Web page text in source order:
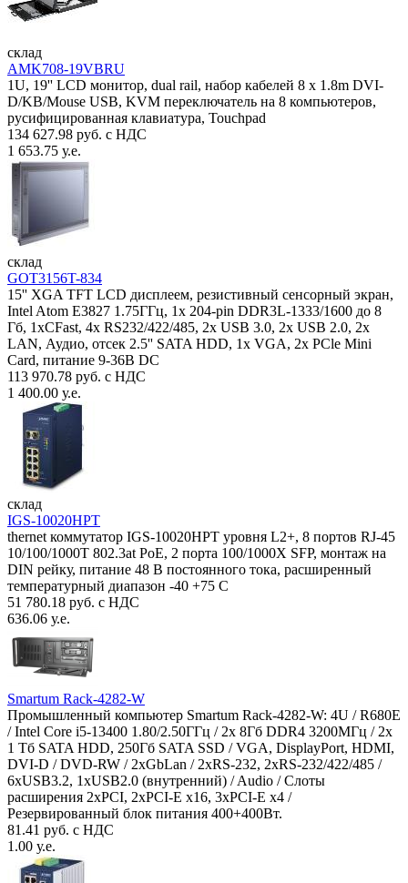
склад
AMK708-19VBRU
1U, 19'' LCD монитор, dual rail, набор кабелей 8 x 1.8m DVI-
D/KB/Mouse USB, KVM переключатель на 8 компьютеров,
русифицированная клавиатура, Touchpad
134 627.98 руб. с НДС
1 653.75 у.е.
склад
GOT3156T-834
15'' XGA TFT LCD дисплеем, резистивный сенсорный экран,
Intel Atom E3827 1.75ГГц, 1x 204-pin DDR3L-1333/1600 до 8
Гб, 1xCFast, 4x RS232/422/485, 2x USB 3.0, 2x USB 2.0, 2x
LAN, Аудио, отсек 2.5'' SATA HDD, 1x VGA, 2x PCle Mini
Card, питание 9-36В DC
113 970.78 руб. с НДС
1 400.00 у.е.
склад
IGS-10020HPT
thernet коммутатор IGS-10020HPT уровня L2+, 8 портов RJ-45
10/100/1000T 802.3at PoE, 2 порта 100/1000X SFP, монтаж на
DIN рейку, питание 48 В постоянного тока, расширенный
температурный диапазон -40 +75 С
51 780.18 руб. с НДС
636.06 у.е.
Smartum Rack-4282-W
Промышленный компьютер Smartum Rack-4282-W: 4U / R680E
/ Intel Core i5-13400 1.80/2.50ГГц / 2x 8Гб DDR4 3200МГц / 2x
1 Тб SATA HDD, 250Гб SATA SSD / VGA, DisplayPort, HDMI,
DVI-D / DVD-RW / 2xGbLan / 2xRS-232, 2xRS-232/422/485 /
6xUSB3.2, 1xUSB2.0 (внутренний) / Audio / Слоты
расширения 2xPCI, 2xPCI-E x16, 3xPCI-E x4 /
Резервированный блок питания 400+400Вт.
81.41 руб. с НДС
1.00 у.е.